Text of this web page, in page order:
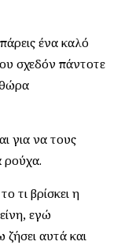
ένα καλό
σχεδόν πάντοτε
για να τους
ρούχα.
τι βρίσκει η
εγώ
ζήσει αυτά και